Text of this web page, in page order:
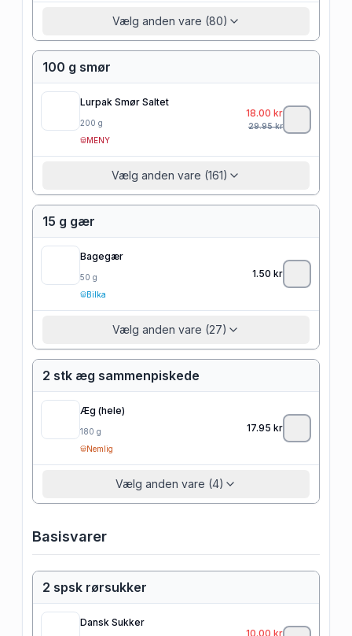
Vælg anden vare (80)
100 g smør
Lurpak Smør Saltet
200 g
MENY
18.00 kr
29.95kr
Vælg anden vare (161)
15 g gær
Bagegær
50 g
Bilka
1.50 kr
Vælg anden vare (27)
2 stk æg sammenpiskede
Æg (hele)
180 g
Nemlig
17.95 kr
Vælg anden vare (4)
Basisvarer
2 spsk rørsukker
Dansk Sukker
10.00 kr